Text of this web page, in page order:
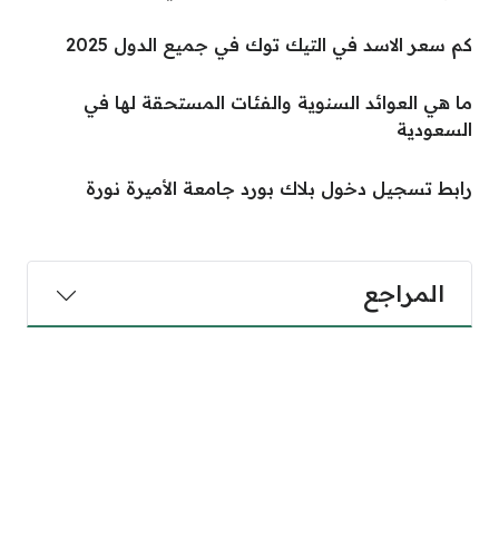
كم سعر الاسد في التيك توك في جميع الدول 2025
ما هي العوائد السنوية والفئات المستحقة لها في
السعودية
رابط تسجيل دخول بلاك بورد جامعة الأميرة نورة
المراجع